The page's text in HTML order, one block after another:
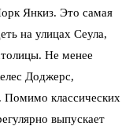
Янкиз. Это самая
на улицах Сеула,
Не менее
Доджерс,
классических
выпускает